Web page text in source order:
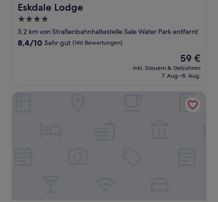
Eskdale Lodge
Eskdale Lodge
4.0-
Sterne-
Unterkunft
3,2 km von Straßenbahnhaltestelle Sale Water Park entfernt
8.4
Bewertungen)
8,4/10 Sehr gut (146 Bewertungen)
Der
Preis
beträgt
59 €
inkl. Steuern & Gebühren
7. Aug.–8. Aug.